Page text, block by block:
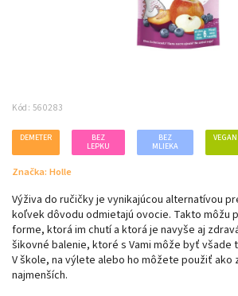
Kód: 560283
DEMETER BEZ
LEPKU
BEZ
MLIEKA
VEGAN
Značka: Holle
Výživa do ručičky je vynikajúcou alternatívou
koľvek dôvodu odmietajú ovocie. Takto môžu
forme, ktorá im chutí a ktorá je navyše aj
šikovné balenie, ktoré s Vami môže byť všade
V škole, na výlete alebo ho môžete použiť ako
najmenších.